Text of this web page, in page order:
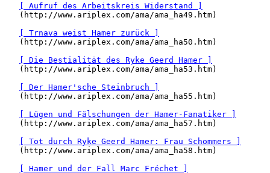
[ Aufruf des Arbeitskreis Widerstand ]
   (http://www.ariplex.com/ama/ama_ha49.htm)
[ Trnava weist Hamer zurück ]
   (http://www.ariplex.com/ama/ama_ha50.htm)
[ Die Bestialität des Ryke Geerd Hamer ]
   (http://www.ariplex.com/ama/ama_ha53.htm)
[ Der Hamer'sche Steinbruch ]
   (http://www.ariplex.com/ama/ama_ha55.htm)
[ Lügen und Fälschungen der Hamer-Fanatiker ]
   (http://www.ariplex.com/ama/ama_ha57.htm)
[ Tot durch Ryke Geerd Hamer: Frau Schommers ]
   (http://www.ariplex.com/ama/ama_ha58.htm)
[ Hamer und der Fall Marc Fréchet ]